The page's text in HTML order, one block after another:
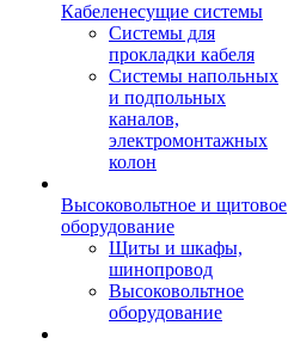
Кабеленесущие системы
Системы для
прокладки кабеля
Системы напольных
и подпольных
каналов,
электромонтажных
колон
Высоковольтное и щитовое
оборудование
Щиты и шкафы,
шинопровод
Высоковольтное
оборудование